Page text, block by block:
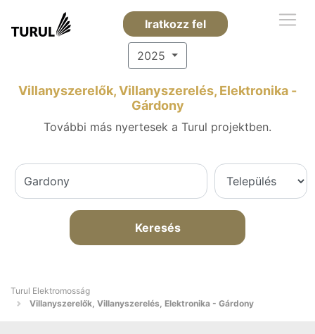
Iratkozz fel
2025
Villanyszerelők, Villanyszerelés, Elektronika -
Gárdony
További más nyertesek a Turul projektben.
Keresés
Turul Elektromosság
Villanyszerelők, Villanyszerelés, Elektronika - Gárdony